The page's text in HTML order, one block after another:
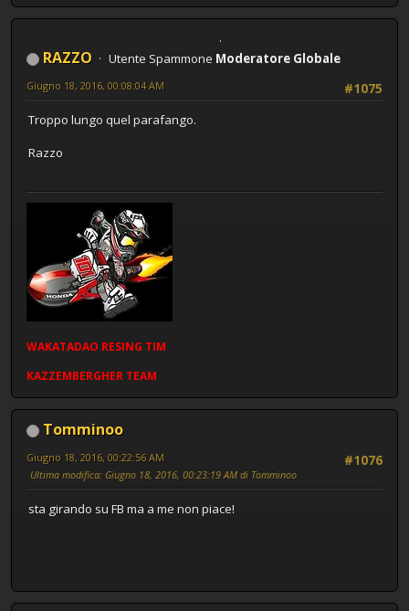
RAZZO Utente Spammone Moderatore Globale
#1075
Giugno 18, 2016, 00:08:04 AM
Troppo lungo quel parafango.
Razzo
WAKATADAO RESING TIM
KAZZEMBERGHER TEAM
Tomminoo
#1076
Giugno 18, 2016, 00:22:56 AM
Ultima modifica: Giugno 18, 2016, 00:23:19 AM di Tomminoo
sta girando su FB ma a me non piace!